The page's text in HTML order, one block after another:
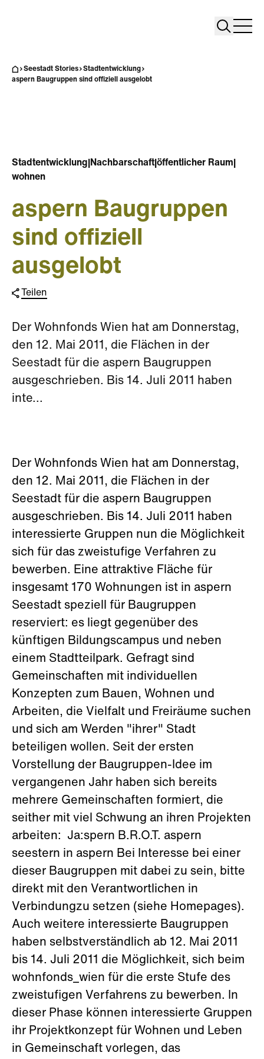
Search
Seestadt Stories
Stadtentwicklung
aspern Baugruppen sind offiziell ausgelobt
Stadtentwicklung Nachbarschaft|öffentlicher Raum
wohnen
aspern Baugruppen
sind offiziell
ausgelobt
Teilen
Der Wohnfonds Wien hat am Donnerstag,
den 12. Mai 2011, die Flächen in der
Seestadt für die aspern Baugruppen
ausgeschrieben. Bis 14. Juli 2011 haben
inte...
Der Wohnfonds Wien hat am Donnerstag,
den 12. Mai 2011, die Flächen in der
Seestadt für die aspern Baugruppen
ausgeschrieben. Bis 14. Juli 2011 haben
interessierte Gruppen nun die Möglichkeit
sich für das zweistufige Verfahren zu
bewerben. Eine attraktive Fläche für
insgesamt 170 Wohnungen ist in aspern
Seestadt speziell für Baugruppen
reserviert: es liegt gegenüber des
künftigen Bildungscampus und neben
einem Stadtteilpark. Gefragt sind
Gemeinschaften mit individuellen
Konzepten zum Bauen, Wohnen und
Arbeiten, die Vielfalt und Freiräume suchen
und sich am Werden "ihrer" Stadt
beteiligen wollen. Seit der ersten
Vorstellung der Baugruppen-Idee im
vergangenen Jahr haben sich bereits
mehrere Gemeinschaften formiert, die
seither mit viel Schwung an ihren Projekten
arbeiten: Ja:spern B.R.O.T. aspern
seestern in aspern Bei Interesse bei einer
dieser Baugruppen mit dabei zu sein, bitte
direkt mit den Verantwortlichen in
Verbindungzu setzen (siehe Homepages).
Auch weitere interessierte Baugruppen
haben selbstverständlich ab 12. Mai 2011
bis 14. Juli 2011 die Möglichkeit, sich beim
wohnfonds_wien für die erste Stufe des
zweistufigen Verfahrens zu bewerben. In
dieser Phase können interessierte Gruppen
ihr Projektkonzept für Wohnen und Leben
in Gemeinschaft vorlegen, das